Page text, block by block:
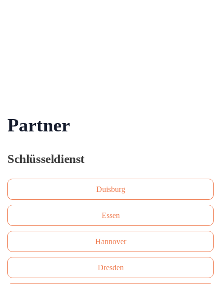
Partner
Schlüsseldienst
Duisburg
Essen
Hannover
Dresden